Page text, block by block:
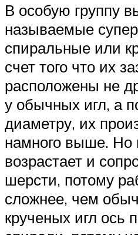
В особую группу
называемые
спиральные или
счет того что их
расположены не
у обычных игл, а
диаметру, их
намного выше. Но
возрастает и
шерсти, потому
сложнее, чем
крученых игл ось